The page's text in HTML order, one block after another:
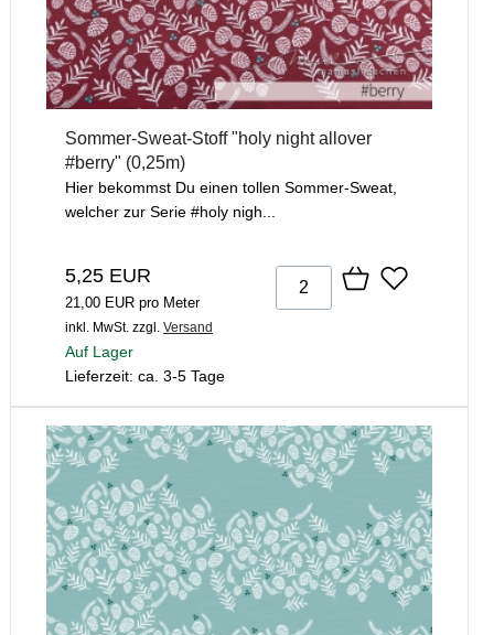
Sommer-Sweat-Stoff "holy night allover
#berry" (0,25m)
Hier bekommst Du einen tollen Sommer-Sweat,
welcher zur Serie #holy nigh...
5,25 EUR
21,00 EUR pro Meter
inkl. MwSt. zzgl. Versand
Auf Lager
Lieferzeit: ca. 3-5 Tage